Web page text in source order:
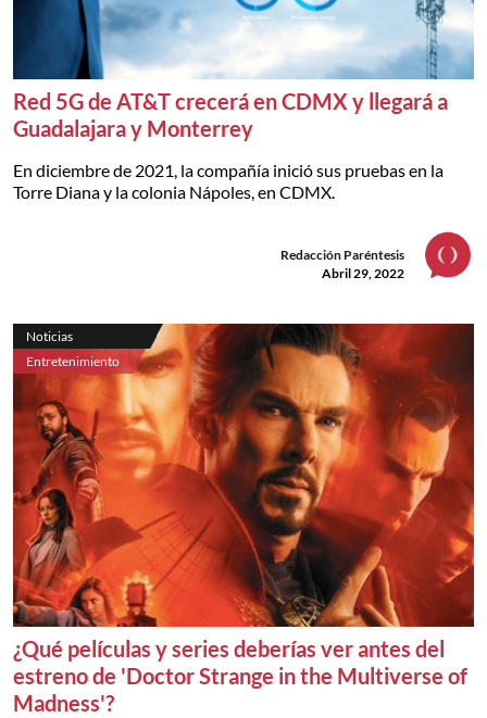
Red 5G de AT&T crecerá en CDMX y llegará a
Guadalajara y Monterrey
En diciembre de 2021, la compañía inició sus pruebas en la
Torre Diana y la colonia Nápoles, en CDMX.
Redacción Paréntesis
Abril 29, 2022
Noticias
Entretenimiento
¿Qué películas y series deberías ver antes del
estreno de 'Doctor Strange in the Multiverse of
Madness'?